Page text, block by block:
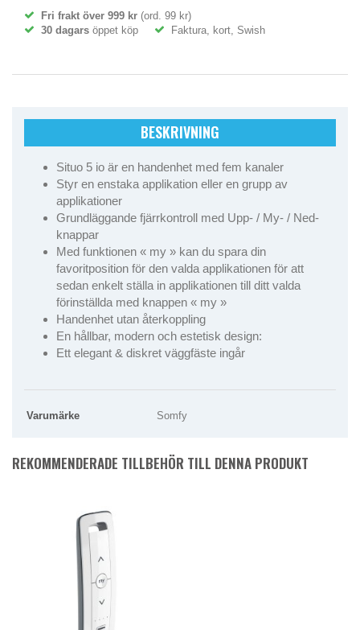
Fri frakt över 999 kr (ord. 99 kr)
30 dagars öppet köp Faktura, kort, Swish
BESKRIVNING
Situo 5 io är en handenhet med fem kanaler
Styr en enstaka applikation eller en grupp av
applikationer
Grundläggande fjärrkontroll med Upp- / My- / Ned-
knappar
Med funktionen « my » kan du spara din
favoritposition för den valda applikationen för att
sedan enkelt ställa in applikationen till ditt valda
förinställda med knappen « my »
Handenhet utan återkoppling
En hållbar, modern och estetisk design:
Ett elegant & diskret väggfäste ingår
Varumärke Somfy
REKOMMENDERADE TILLBEHÖR TILL DENNA PRODUKT